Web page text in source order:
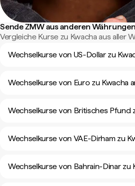
Sende ZMW aus anderen Währungen
Vergleiche Kurse zu Kwacha aus aller
Wechselkurse von US-Dollar zu
Wechselkurse von Euro zu Kwacha
Wechselkurse von Britisches Pfund
Wechselkurse von VAE-Dirham zu
Wechselkurse von Bahrain-Dinar zu